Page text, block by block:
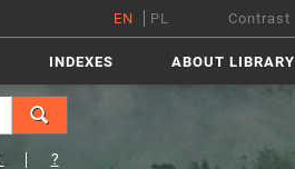
EN PL Contrast
INDEXES ABOUT LIBRARY
?